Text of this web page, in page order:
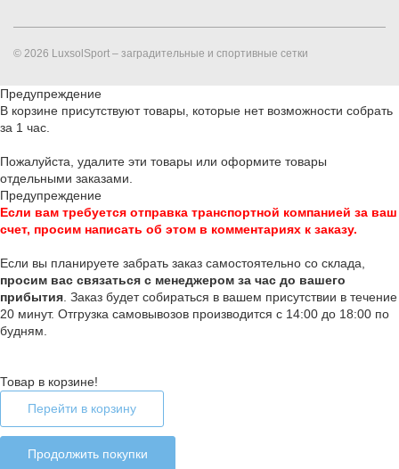
© 2026 LuxsolSport – заградительные и спортивные сетки
Предупреждение
В корзине присутствуют товары, которые нет возможности собрать
за 1 час.
Пожалуйста, удалите эти товары или оформите товары
отдельными заказами.
Предупреждение
Если вам требуется отправка транспортной компанией за ваш
счет, просим написать об этом в комментариях к заказу.
Если вы планируете забрать заказ самостоятельно со склада,
просим вас связаться с менеджером за час до вашего
прибытия . Заказ будет собираться в вашем присутствии в течение
20 минут. Отгрузка самовывозов производится с 14:00 до 18:00 по
будням.
Товар в корзине!
Перейти в корзину
Продолжить покупки